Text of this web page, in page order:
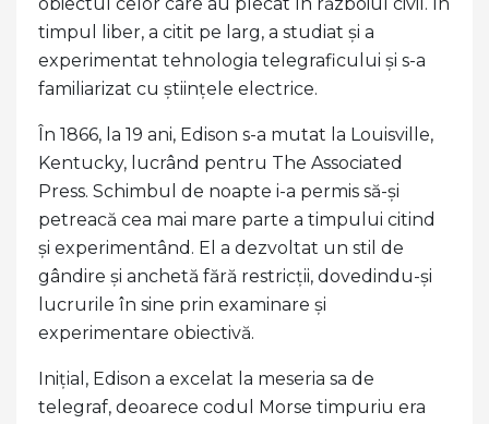
timpul liber, a citit pe larg, a studiat și a
experimentat tehnologia telegraficului și s-a
familiarizat cu științele electrice.
În 1866, la 19 ani, Edison s-a mutat la Louisville,
Kentucky, lucrând pentru The Associated
Press. Schimbul de noapte i-a permis să-și
petreacă cea mai mare parte a timpului citind
și experimentând. El a dezvoltat un stil de
gândire și anchetă fără restricții, dovedindu-și
lucrurile în sine prin examinare și
experimentare obiectivă.
Inițial, Edison a excelat la meseria sa de
telegraf, deoarece codul Morse timpuriu era